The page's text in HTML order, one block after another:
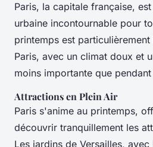
Paris, la capitale française,
urbaine incontournable pour
printemps est
Paris, avec un climat doux et
moins importante que
Attractions en Plein Air
Paris s'anime au printemps,
découvrir tranquillement les
Les jardins de Versailles,